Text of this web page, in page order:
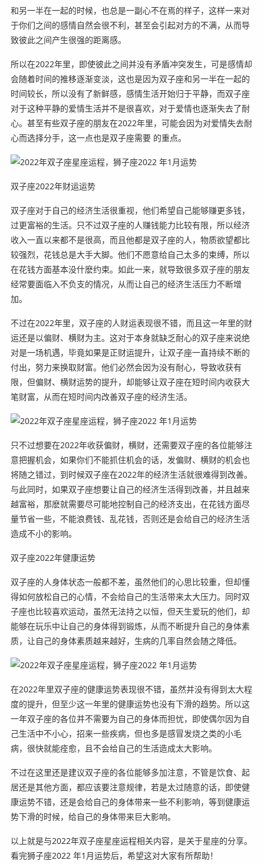
和另一半在一起的时候，也总是一副心不在焉的样子，这样一来对
于你们之间的感情自然会很不利，甚至会引起对方的不满，从而导
致彼此之间产生很强的距离感。
所以在2022年里，即使彼此之间并没有矛盾冲突发生，可是感情却
会随着时间的推移逐渐变淡，这也是因为双子座和另一半在一起的
时间较长，所以没有了新鲜感，感情生活开始归于平静，而双子座
对于这种平静的爱情生活并不是很喜欢，对于爱情也逐渐失去了耐
心。甚至有些双子座的朋友在2022年里，可能会因为对爱情失去耐
心而选择分手，这一点也是双子座需要 的重点。
双子座2022年财运运势
双子座对于自己的经济生活很重视，他们希望自己能够赚更多钱，
过更富裕的生活。只不过双子座的人赚钱能力比较有限，所以经济
收入一直以来都不是很高，而且他都是双子座的人，物质欲望都比
较强烈，花钱总是大手大脚。他们不愿意给自己太多的束缚，所以
在花钱方面基本没什麽约束。如此一来，就导致很多双子座的朋友
经常要面临入不负支的情况，从而让自己的经济生活压力不断增
加。
不过在2022年里，双子座的人财运表现很不错，而且这一年里的财
运还是以偏财、横财为主。这对于本身就缺乏耐心的双子座来说绝
对是一场机遇，毕竟如果是正财运提升，让双子座一直持续不断的
付出，努力来换取财富。他们必然会因为没有耐心，导致收获有
限，但偏财、横财运势的提升，却能够让双子座在短时间内收获大
笔财富，从而在短时间内改善双子座的经济生活。
只不过想要在2022年收获偏财，横财，还需要双子座的各位能够注
意把握机会，如果你们不能抓住机会的话，发偏财、横财的机会也
将随之错过，到时候双子座在2022年的经济生活就很难得到改善。
与此同时，如果双子座想要让自己的经济生活得到改善，并且越来
越富裕，那麽就需要尽可能地控制自己的经济支出，在花钱方面尽
量节省一些，不能浪费钱、乱花钱，否则还是会给自己的经济生活
造成不小的影响。
双子座2022年健康运势
双子座的人身体状态一般都不差，虽然他们的心思比较重，但却懂
得如何放松自己的心情，不会给自己的生活带来太大压力。同时双
子座也比较喜欢运动，虽然无法持之以恒，但天生爱玩的他们，却
能够在玩乐中让自己的身体得到锻炼，从而不断提升自己的身体素
质，让自己的身体素质越来越好，生病的几率自然会随之降低。
在2022年里双子座的健康运势表现很不错，虽然并没有得到太大程
度的提升，但至少这一年里的健康运势也没有下滑的趋势。所以这
一年双子座的各位并不需要为自己的身体而担忧，即使偶尔因为自
己生活中不小心，招来一些疾病，但也多是感冒发烧之类的小毛
病，很快就能痊愈，且不会给自己的生活造成太大影响。
不过在这里还是建议双子座的各位能够多加注意，不管是饮食、起
居还是其他方面，都应该要注意规律，若是太过随意的话，即使健
康运势不错，还是会给自己的身体带来一些不利影响，等到健康运
势下滑的时候，给自己的身体带来巨大影响。
以上就是与2022年双子座星座运程相关内容，是关于星座的分享。
看完狮子座2022 年1月运势后，希望这对大家有所帮助！